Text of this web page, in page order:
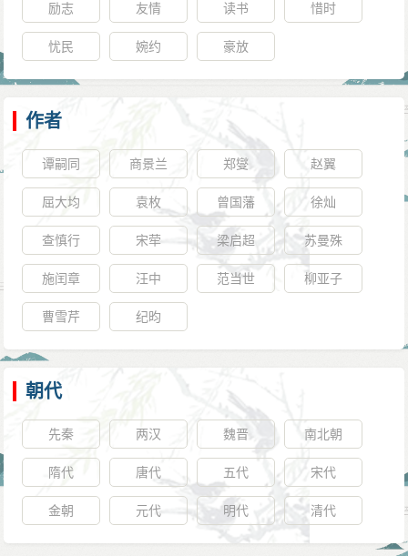
励志 友情 读书 惜时
忧民 婉约 豪放
作者
谭嗣同 商景兰 郑燮 赵翼
屈大均 袁枚 曾国藩 徐灿
查慎行 宋荦 梁启超 苏曼殊
施闰章 汪中 范当世 柳亚子
曹雪芹 纪昀
朝代
先秦 两汉 魏晋 南北朝
隋代 唐代 五代 宋代
金朝 元代 明代 清代